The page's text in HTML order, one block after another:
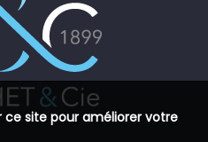
ce site pour améliorer votre